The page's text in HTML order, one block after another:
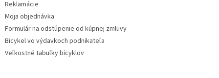
Reklamácie
Moja objednávka
Formulár na odstúpenie od kúpnej zmluvy
Bicykel vo výdavkoch podnikateľa
Veľkostné tabuľky bicyklov